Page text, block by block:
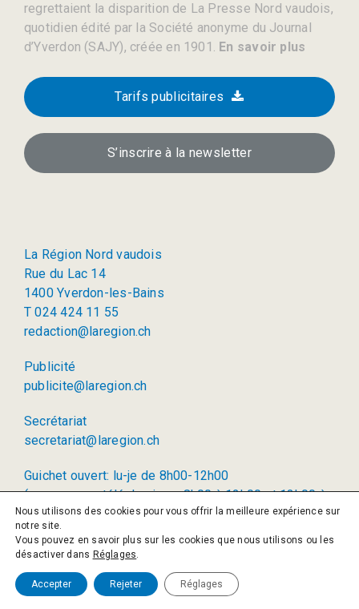
regrettaient la disparition de La Presse Nord vaudois,
quotidien édité par la Société anonyme du Journal
d’Yverdon (SAJY), créée en 1901. En savoir plus
Tarifs publicitaires
S’inscrire à la newsletter
La Région Nord vaudois
Rue du Lac 14
1400 Yverdon-les-Bains
T 024 424 11 55
redaction@laregion.ch
Publicité
publicite@laregion.ch
Secrétariat
secretariat@laregion.ch
Guichet ouvert: lu-je de 8h00-12h00
(permanence téléphonique: 8h00 à 12h00 et 13h00 à
17h00)
© 2026 La Région SA
Politique de confidentialité
Nous utilisons des cookies pour vous offrir la meilleure expérience sur
notre site.
Vous pouvez en savoir plus sur les cookies que nous utilisons ou les
désactiver dans Réglages.
Accepter Rejeter Réglages